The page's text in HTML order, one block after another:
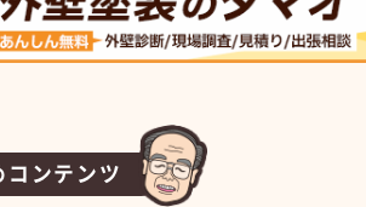
ンテンツ